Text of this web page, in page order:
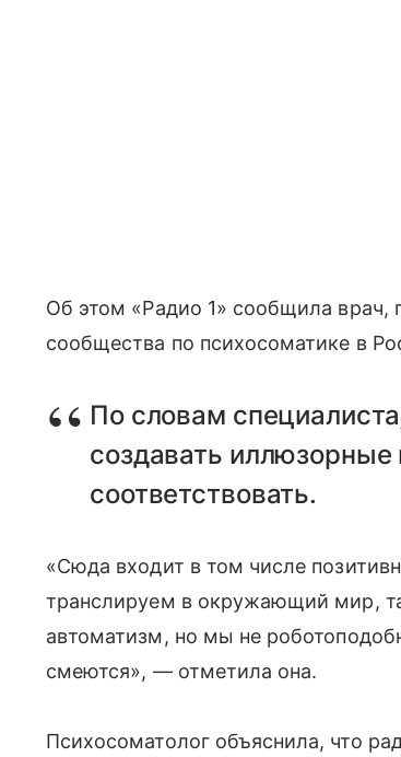
Об этом «Радио 1» сообщила врач,
сообщества по психосоматике в
По словам
создавать
соответствовать.
«Сюда входит в том числе
транслируем в окружающий мир,
автоматизм, но мы не
смеются», — отметила она.
Психосоматолог объяснила, что